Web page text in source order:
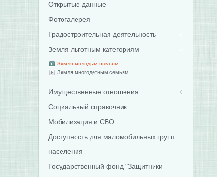
Открытые данные
Фотогалерея
Градостроительная деятельность
Земля льготным категориям
Земля молодым семьям
Земля многодетным семьям
Имущественные отношения
Социальный справочник
Мобилизация и СВО
Доступность для маломобильных групп
населения
Государственный фонд "Защитники